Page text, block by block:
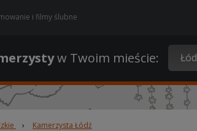
i filmy ślubne
w Twoim mieście:
› Kamerzysta Łódź